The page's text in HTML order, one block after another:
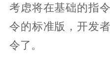
考虑将在基础的指
令的标准版，开发
令了。